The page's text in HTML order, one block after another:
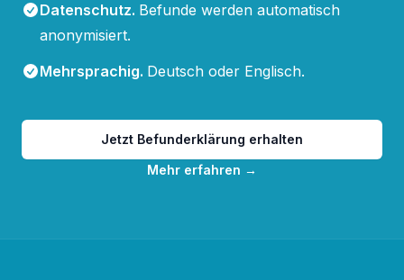
Datenschutz. Befunde werden automatisch
anonymisiert.
Mehrsprachig. Deutsch oder Englisch.
Jetzt Befunderklärung erhalten
Mehr erfahren →